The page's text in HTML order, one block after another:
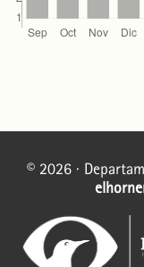
© 2026 ·